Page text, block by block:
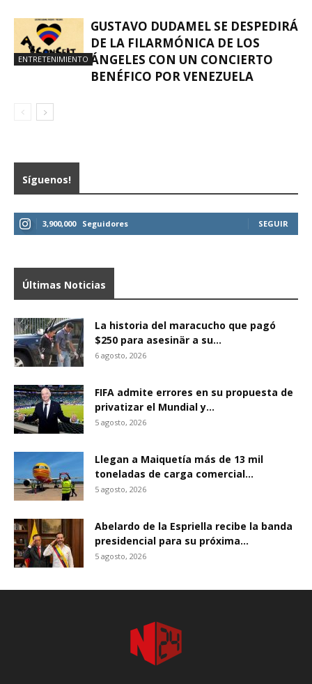
ENTRETENIMIENTO
GUSTAVO DUDAMEL SE DESPEDIRÁ
DE LA FILARMÓNICA DE LOS
ÁNGELES CON UN CONCIERTO
BENÉFICO POR VENEZUELA
Síguenos!
3,900,000 Seguidores SEGUIR
Últimas Noticias
La historia del maracucho que pagó
$250 para asesinär a su...
6 agosto, 2026
FIFA admite errores en su propuesta de
privatizar el Mundial y...
5 agosto, 2026
Llegan a Maiquetía más de 13 mil
toneladas de carga comercial...
5 agosto, 2026
Abelardo de la Espriella recibe la banda
presidencial para su próxima...
5 agosto, 2026